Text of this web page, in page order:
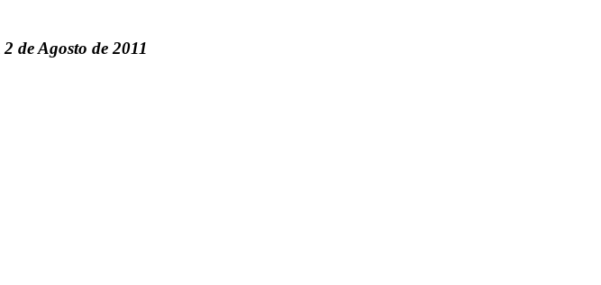
2 de Agosto de 2011